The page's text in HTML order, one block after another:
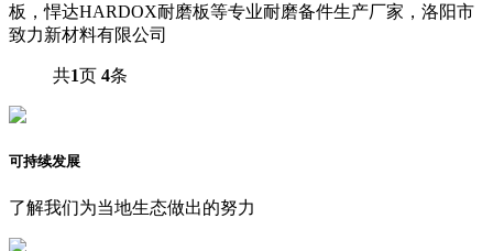
板，悍达HARDOX耐磨板等专业耐磨备件生产厂家，洛阳市
致力新材料有限公司
共1页 4条
可持续发展
了解我们为当地生态做出的努力